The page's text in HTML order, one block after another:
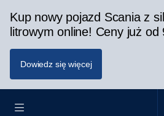
Kup nowy pojazd Scania z
litrowym online! Ceny już od
Dowiedz się więcej